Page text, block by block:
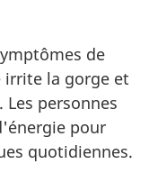
de
la gorge et
personnes
pour
quotidiennes.